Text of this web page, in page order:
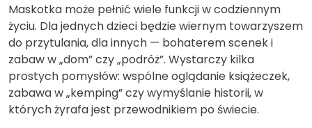
Maskotka może pełnić wiele funkcji w codziennym
życiu. Dla jednych dzieci będzie wiernym towarzyszem
do przytulania, dla innych — bohaterem scenek i
zabaw w „dom” czy „podróż”. Wystarczy kilka
prostych pomysłów: wspólne oglądanie książeczek,
zabawa w „kemping” czy wymyślanie historii, w
których żyrafa jest przewodnikiem po świecie.